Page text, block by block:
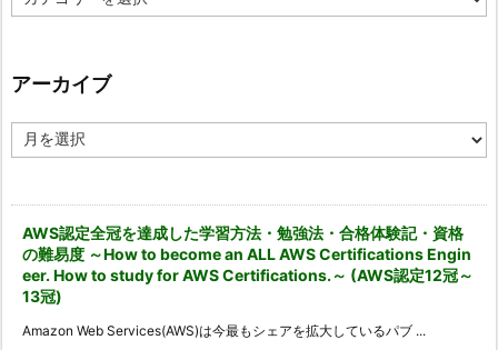
テ
ー
アーカイブ
ー
AWS認定全冠を達成した学習方法・勉強法・合格体験記・資格
の難易度 ～How to become an ALL AWS Certifications Engin
eer. How to study for AWS Certifications.～ (AWS認定12冠～
13冠)
Amazon Web Services(AWS)は今最もシェアを拡大しているパブ ...